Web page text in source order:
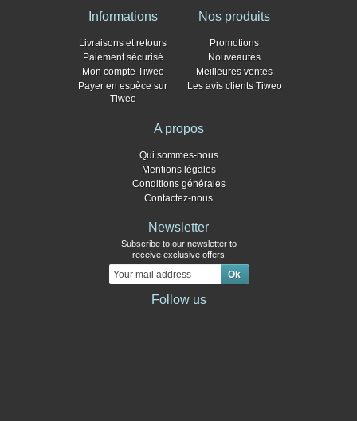
Informations
Livraisons et retours
Paiement sécurisé
Mon compte Tiweo
Payer en espèce sur
Tiweo
Nos produits
Promotions
Nouveautés
Meilleures ventes
Les avis clients Tiweo
A propos
Qui sommes-nous
Mentions légales
Conditions générales
Contactez-nous
Newsletter
Subscribe to our newsletter to
receive exclusive offers
Follow us